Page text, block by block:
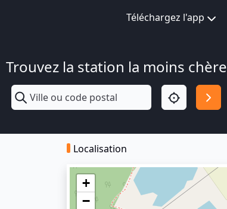
Téléchargez l'app
Trouvez la station la moins chère
Localisation
+
−